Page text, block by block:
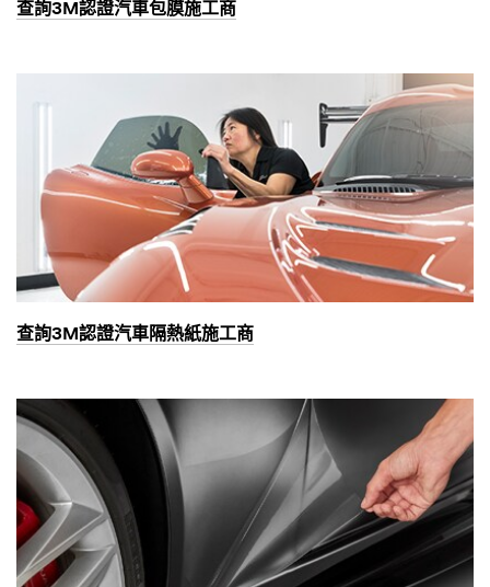
查詢3M認證汽車包膜施工商
查詢3M認證汽車隔熱紙施工商